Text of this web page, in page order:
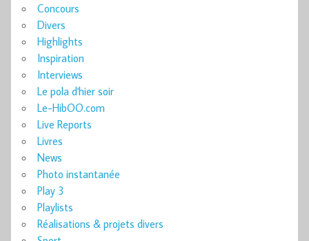
Concours
Divers
Highlights
Inspiration
Interviews
Le pola d'hier soir
Le-HibOO.com
Live Reports
Livres
News
Photo instantanée
Play 3
Playlists
Réalisations & projets divers